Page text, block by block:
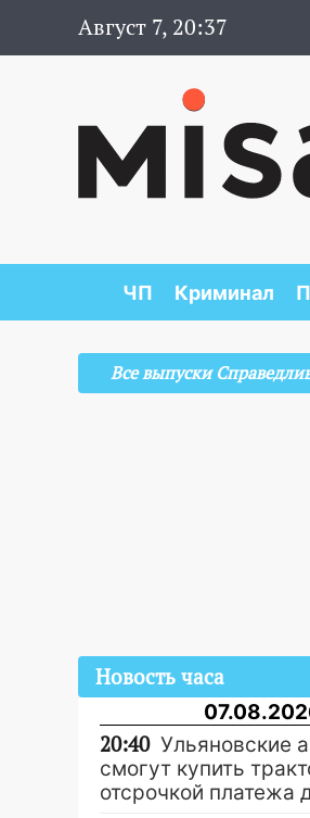
Август 7, 20:37
ЧП Криминал
Все выпуски
Новость часа
20:40 Ульяновские
смогут купить
отсрочкой платежа